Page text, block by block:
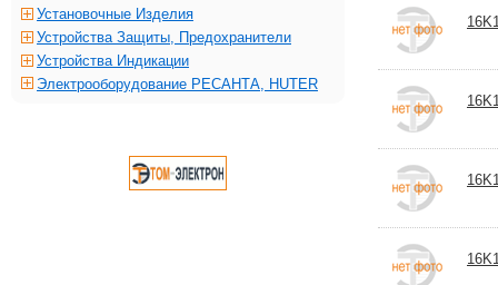
Установочные Изделия
Устройства Защиты, Предохранители
Устройства Индикации
Электрооборудование РЕСАНТА, HUTER